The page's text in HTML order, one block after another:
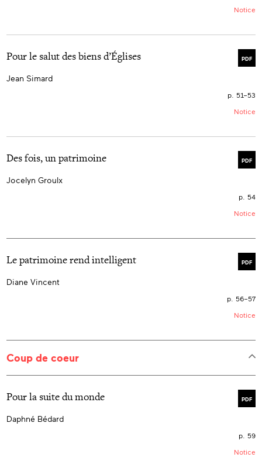
Notice
PDF
Pour le salut des biens d’Églises
Jean Simard
p. 51–53
Notice
PDF
Des fois, un patrimoine
Jocelyn Groulx
p. 54
Notice
PDF
Le patrimoine rend intelligent
Diane Vincent
p. 56–57
Notice
Coup de coeur
PDF
Pour la suite du monde
Daphné Bédard
p. 59
Notice